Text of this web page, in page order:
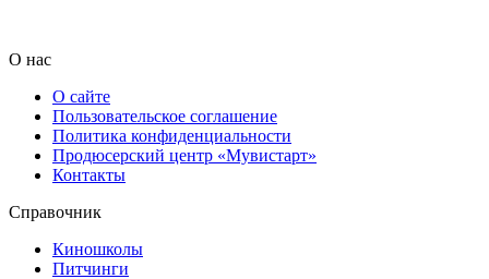
О нас
О сайте
Пользовательское соглашение
Политика конфиденциальности
Продюсерский центр «Мувистарт»
Контакты
Справочник
Киношколы
Питчинги